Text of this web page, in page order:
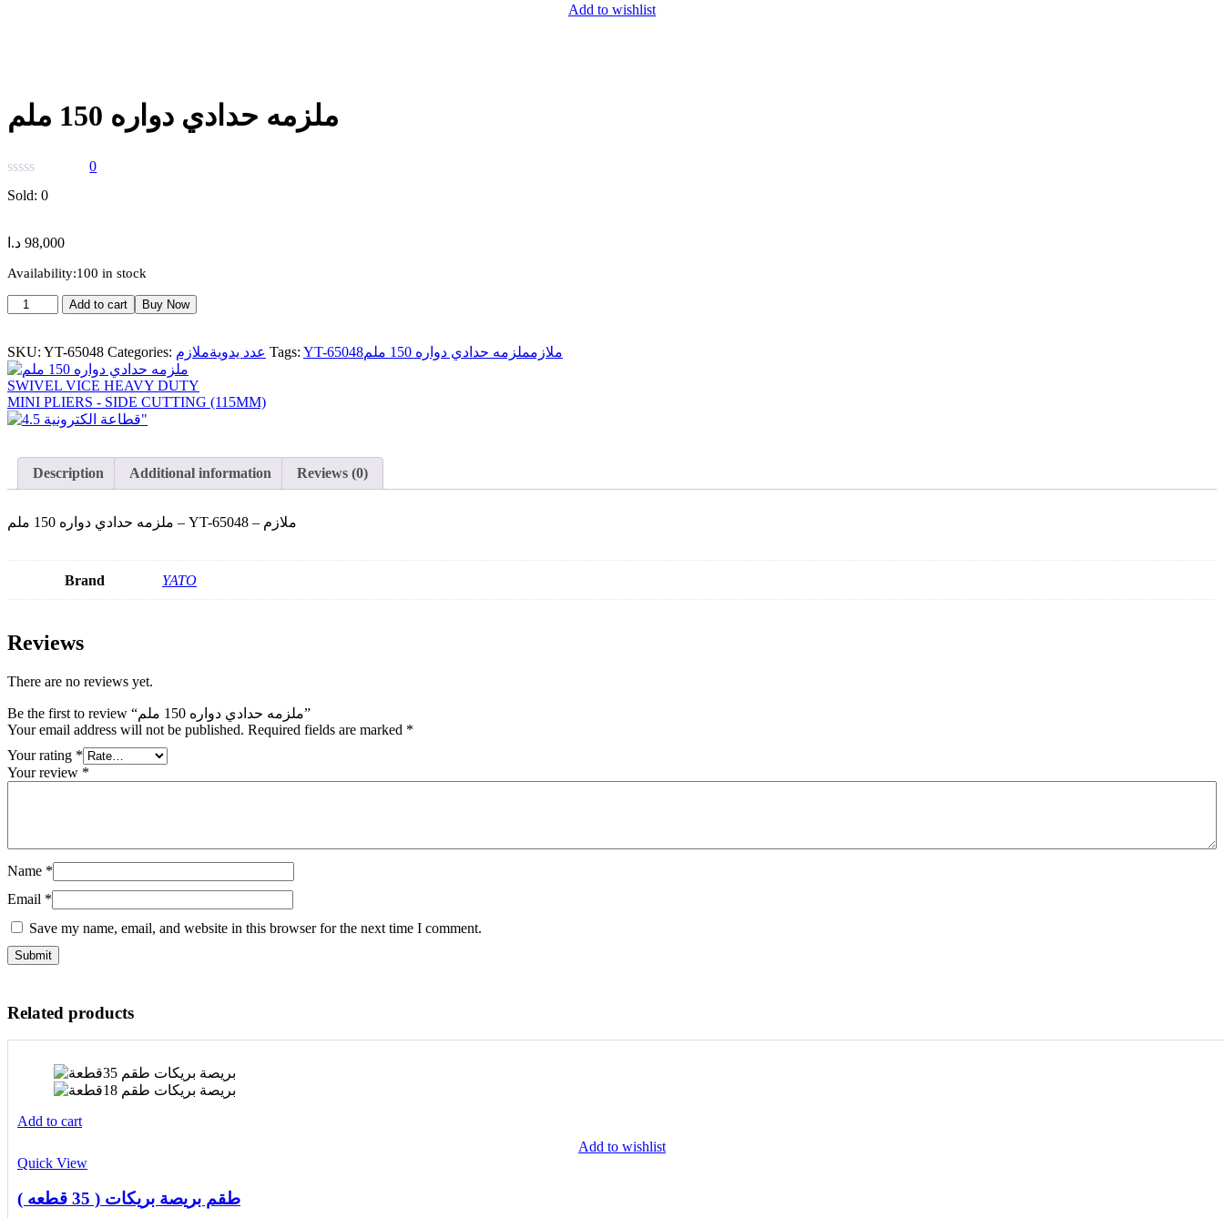
Add to wishlist
ملزمه حدادي دواره 150 ملم
0
Sold: 0
98,000 د.ا
Availability:100 in stock
ملزمه
150
ملم
quantity
Add to cart Buy Now
SKU: YT-65048 Categories: عدد يدويةملازم Tags: YT-65048 ملازمملزمه حدادي دواره 150 ملم
SWIVEL VICE HEAVY DUTY
MINI PLIERS - SIDE CUTTING (115MM)
Description Additional information Reviews (0)
ملزمه حدادي دواره 150 ملم – YT-65048 – ملازم
Brand YATO
Reviews
There are no reviews yet.
Be the first to review “ملزمه حدادي دواره 150 ملم”
Your email address will not be published. Required fields are marked *
Your rating *
Your review *
Name *
Email *
Save my name, email, and website in this browser for the next time I comment.
Related products
Add to cart
Add to wishlist
Quick View
طقم بريصة بريكات ( 35 قطعه )